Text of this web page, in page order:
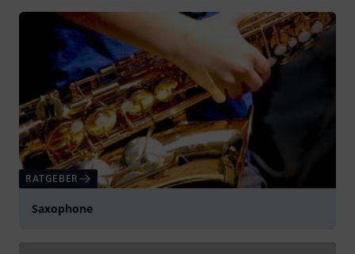
RATGEBER
Saxophone